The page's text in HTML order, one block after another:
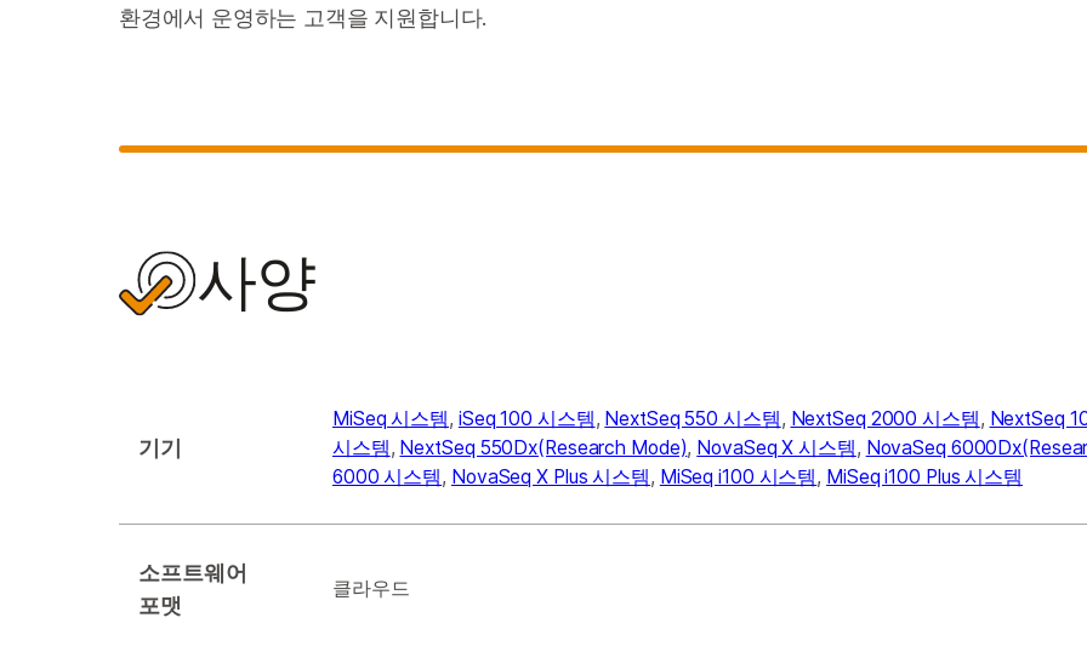
환경에서 운영하는 고객을 지원합니다.
사양
기기
MiSeq 시스템, iSeq 100 시스템, NextSeq 550 시스템, NextSeq 2000 시스템, NextSeq
시스템, NextSeq 550Dx(Research Mode), NovaSeq X 시스템, NovaSeq
6000 시스템, NovaSeq X Plus 시스템, MiSeq i100 시스템, MiSeq i100 Plus 시스템
소프트웨어
포맷
클라우드